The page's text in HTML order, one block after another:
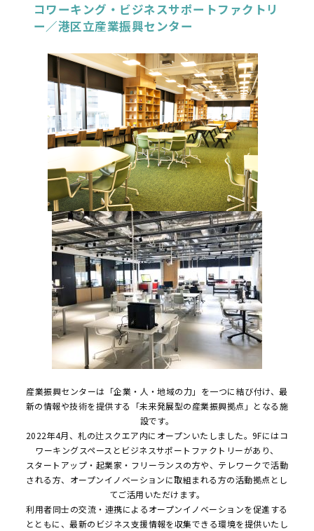
コワーキング・ビジネスサポートファクトリ
ー／港区立産業振興センター
産業振興センターは「企業・人・地域の力」を一つに結び付け、最
新の情報や技術を提供する「未来発展型の産業振興拠点」となる施
設です。
2022年4月、札の辻スクエア内にオープンいたしました。9Fにはコ
ワーキングスペースとビジネスサポートファクトリーがあり、
スタートアップ・起業家・フリーランスの方や、テレワークで活動
される方、オープンイノベーションに取組まれる方の活動拠点とし
てご活用いただけます。
利用者同士の交流・連携によるオープンイノベーションを促進する
とともに、最新のビジネス支援情報を収集できる環境を提供いたし